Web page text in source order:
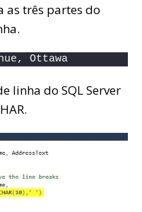
as três partes do
Ottawa
linha do SQL Server